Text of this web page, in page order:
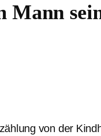
Mann
von der